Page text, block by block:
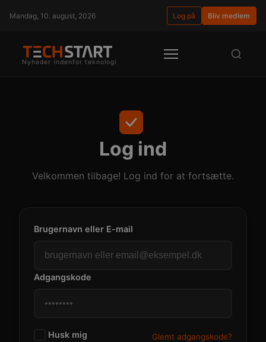
Mandag, 10. august, 2026 Log på Bliv medlem
Nyheder indenfor teknologi
Log ind
Velkommen tilbage! Log ind for at fortsætte.
Brugernavn eller E-mail
Adgangskode
Husk mig Glemt adgangskode?